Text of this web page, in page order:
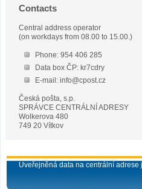
Contacts
Central address operator
(on workdays from 08.00 to 15.00.)
Phone: 954 406 285
Data box ČP: kr7cdry
E-mail: info@cpost.cz
Česká pošta, s.p.
SPRÁVCE CENTRÁLNÍ ADRESY
Wolkerova 480
749 20 Vítkov
Uveřejněná data na centrální